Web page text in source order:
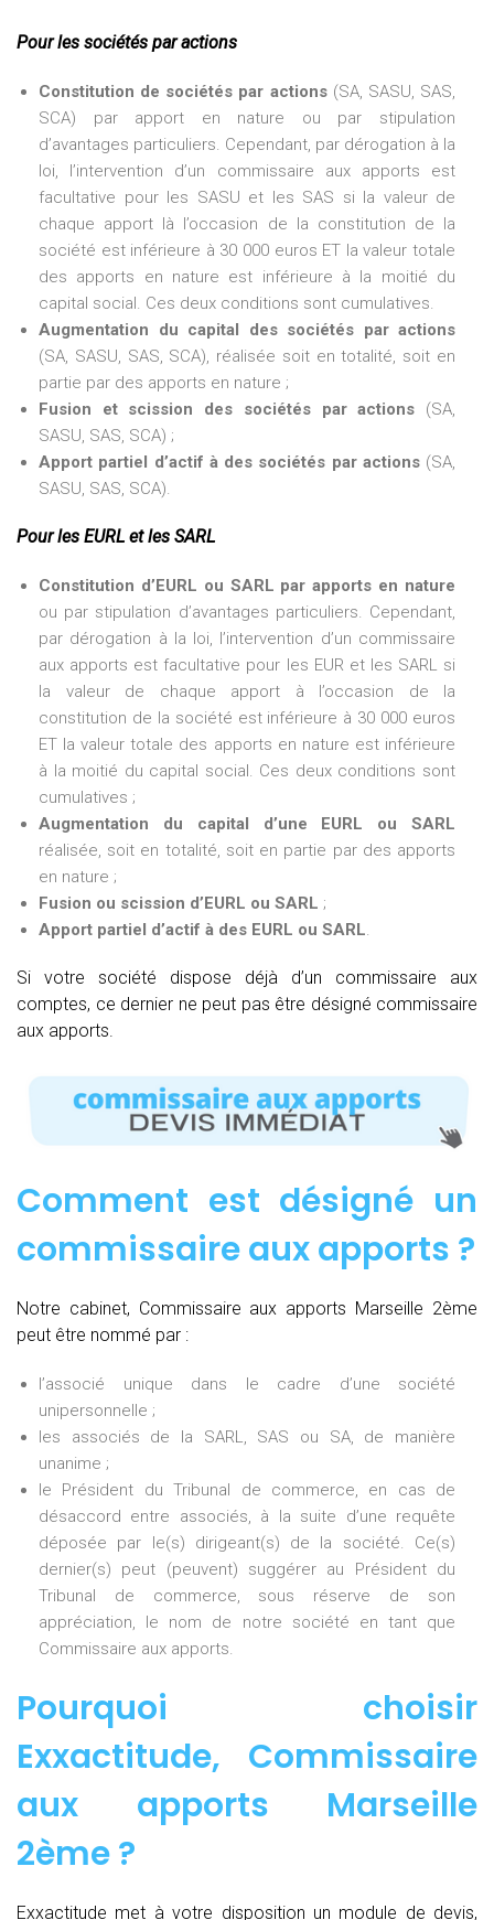
Pour les sociétés par actions
Constitution de sociétés par actions(SA, SASU, SAS,
SCA) par apport en nature ou par stipulation
d’avantages particuliers. Cependant, par dérogation à la
loi, l’intervention d’un commissaire aux apports est
facultative pour les SASU et les SAS si la valeur de
chaque apport là l’occasion de la constitution de la
société est inférieure à 30 000 euros ET la valeur totale
des apports en nature est inférieure à la moitié du
capital social. Ces deux conditions sont cumulatives.
Augmentation du capital des sociétés par actions
(SA, SASU, SAS, SCA), réalisée soit en totalité, soit en
partie par des apports en nature ;
Fusion et scission des sociétés par actions (SA,
SASU, SAS, SCA) ;
Apport partiel d’actif à des sociétés par actions(SA,
SASU, SAS, SCA).
Pour les EURL et les SARL
Constitution d’EURL ou SARL par apports en nature
ou par stipulation d’avantages particuliers. Cependant,
par dérogation à la loi, l’intervention d’un commissaire
aux apports est facultative pour les EUR et les SARL si
la valeur de chaque apport à l’occasion de la
constitution de la société est inférieure à 30 000 euros
ET la valeur totale des apports en nature est inférieure
à la moitié du capital social. Ces deux conditions sont
cumulatives ;
Augmentation du capital d’une EURL ou SARL
réalisée, soit en totalité, soit en partie par des apports
en nature ;
Fusion ou scission d’EURL ou SARL ;
Apport partiel d’actif à des EURL ou SARL.
Si votre société dispose déjà d’un commissaire aux
comptes, ce dernier ne peut pas être désigné commissaire
aux apports.
Comment est désigné un
commissaire aux apports ?
Notre cabinet, Commissaire aux apports Marseille 2ème
peut être nommé par :
l’associé unique dans le cadre d’une société
unipersonnelle ;
les associés de la SARL, SAS ou SA, de manière
unanime ;
le Président du Tribunal de commerce, en cas de
désaccord entre associés, à la suite d’une requête
déposée par le(s) dirigeant(s) de la société. Ce(s)
dernier(s) peut (peuvent) suggérer au Président du
Tribunal de commerce, sous réserve de son
appréciation, le nom de notre société en tant que
Commissaire aux apports.
Pourquoi choisir
Exxactitude, Commissaire
aux apports Marseille
2ème?
Exxactitude met à votre disposition un module de devis,